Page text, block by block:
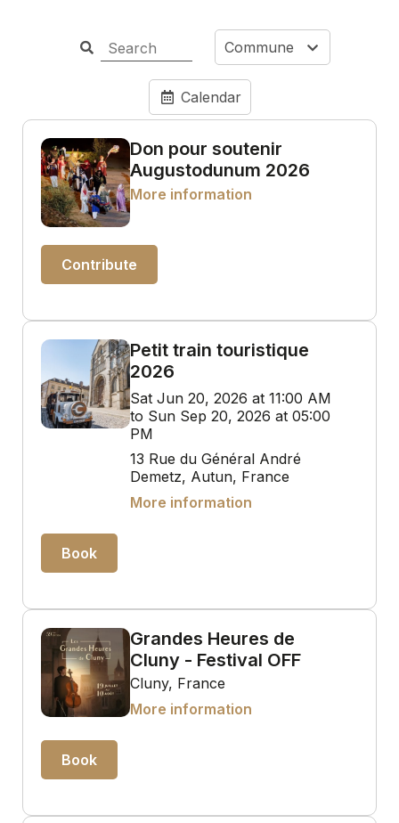
Commune
Calendar
Don pour soutenir
Augustodunum 2026
More information
Contribute
Petit train touristique
2026
Sat Jun 20, 2026 at 11:00 AM
to Sun Sep 20, 2026 at 05:00
PM
13 Rue du Général André
Demetz, Autun, France
More information
Book
Grandes Heures de
Cluny - Festival OFF
Cluny, France
More information
Book